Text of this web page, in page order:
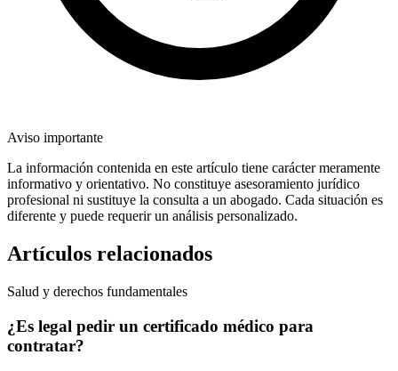
Aviso importante
La información contenida en este artículo tiene carácter meramente
informativo y orientativo. No constituye asesoramiento jurídico
profesional ni sustituye la consulta a un abogado. Cada situación es
diferente y puede requerir un análisis personalizado.
Artículos relacionados
Salud y derechos fundamentales
¿Es legal pedir un certificado médico para
contratar?